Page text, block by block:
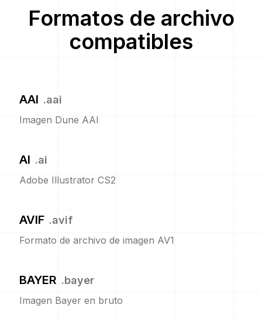
Formatos de archivo
compatibles
AAI .aai
Imagen Dune AAI
AI .ai
Adobe Illustrator CS2
AVIF .avif
Formato de archivo de imagen AV1
BAYER .bayer
Imagen Bayer en bruto